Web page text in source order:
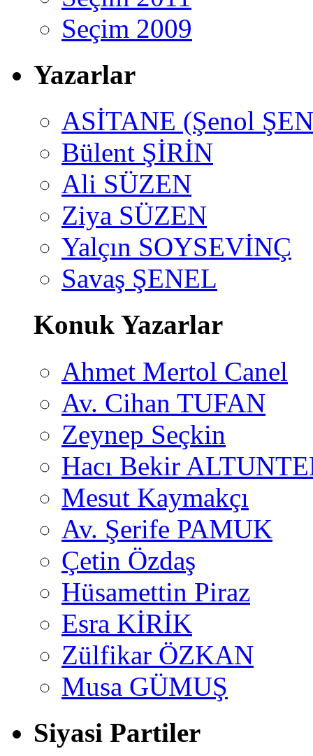
Seçim 2009
Yazarlar
ASİTANE (Şenol
Bülent ŞİRİN
Ali SÜZEN
Ziya SÜZEN
Yalçın SOYSEVİNÇ
Savaş ŞENEL
Konuk Yazarlar
Ahmet Mertol Canel
Av. Cihan TUFAN
Zeynep Seçkin
Hacı Bekir
Mesut Kaymakçı
Av. Şerife PAMUK
Çetin Özdaş
Hüsamettin Piraz
Esra KİRİK
Zülfikar ÖZKAN
Musa GÜMUŞ
Siyasi Partiler